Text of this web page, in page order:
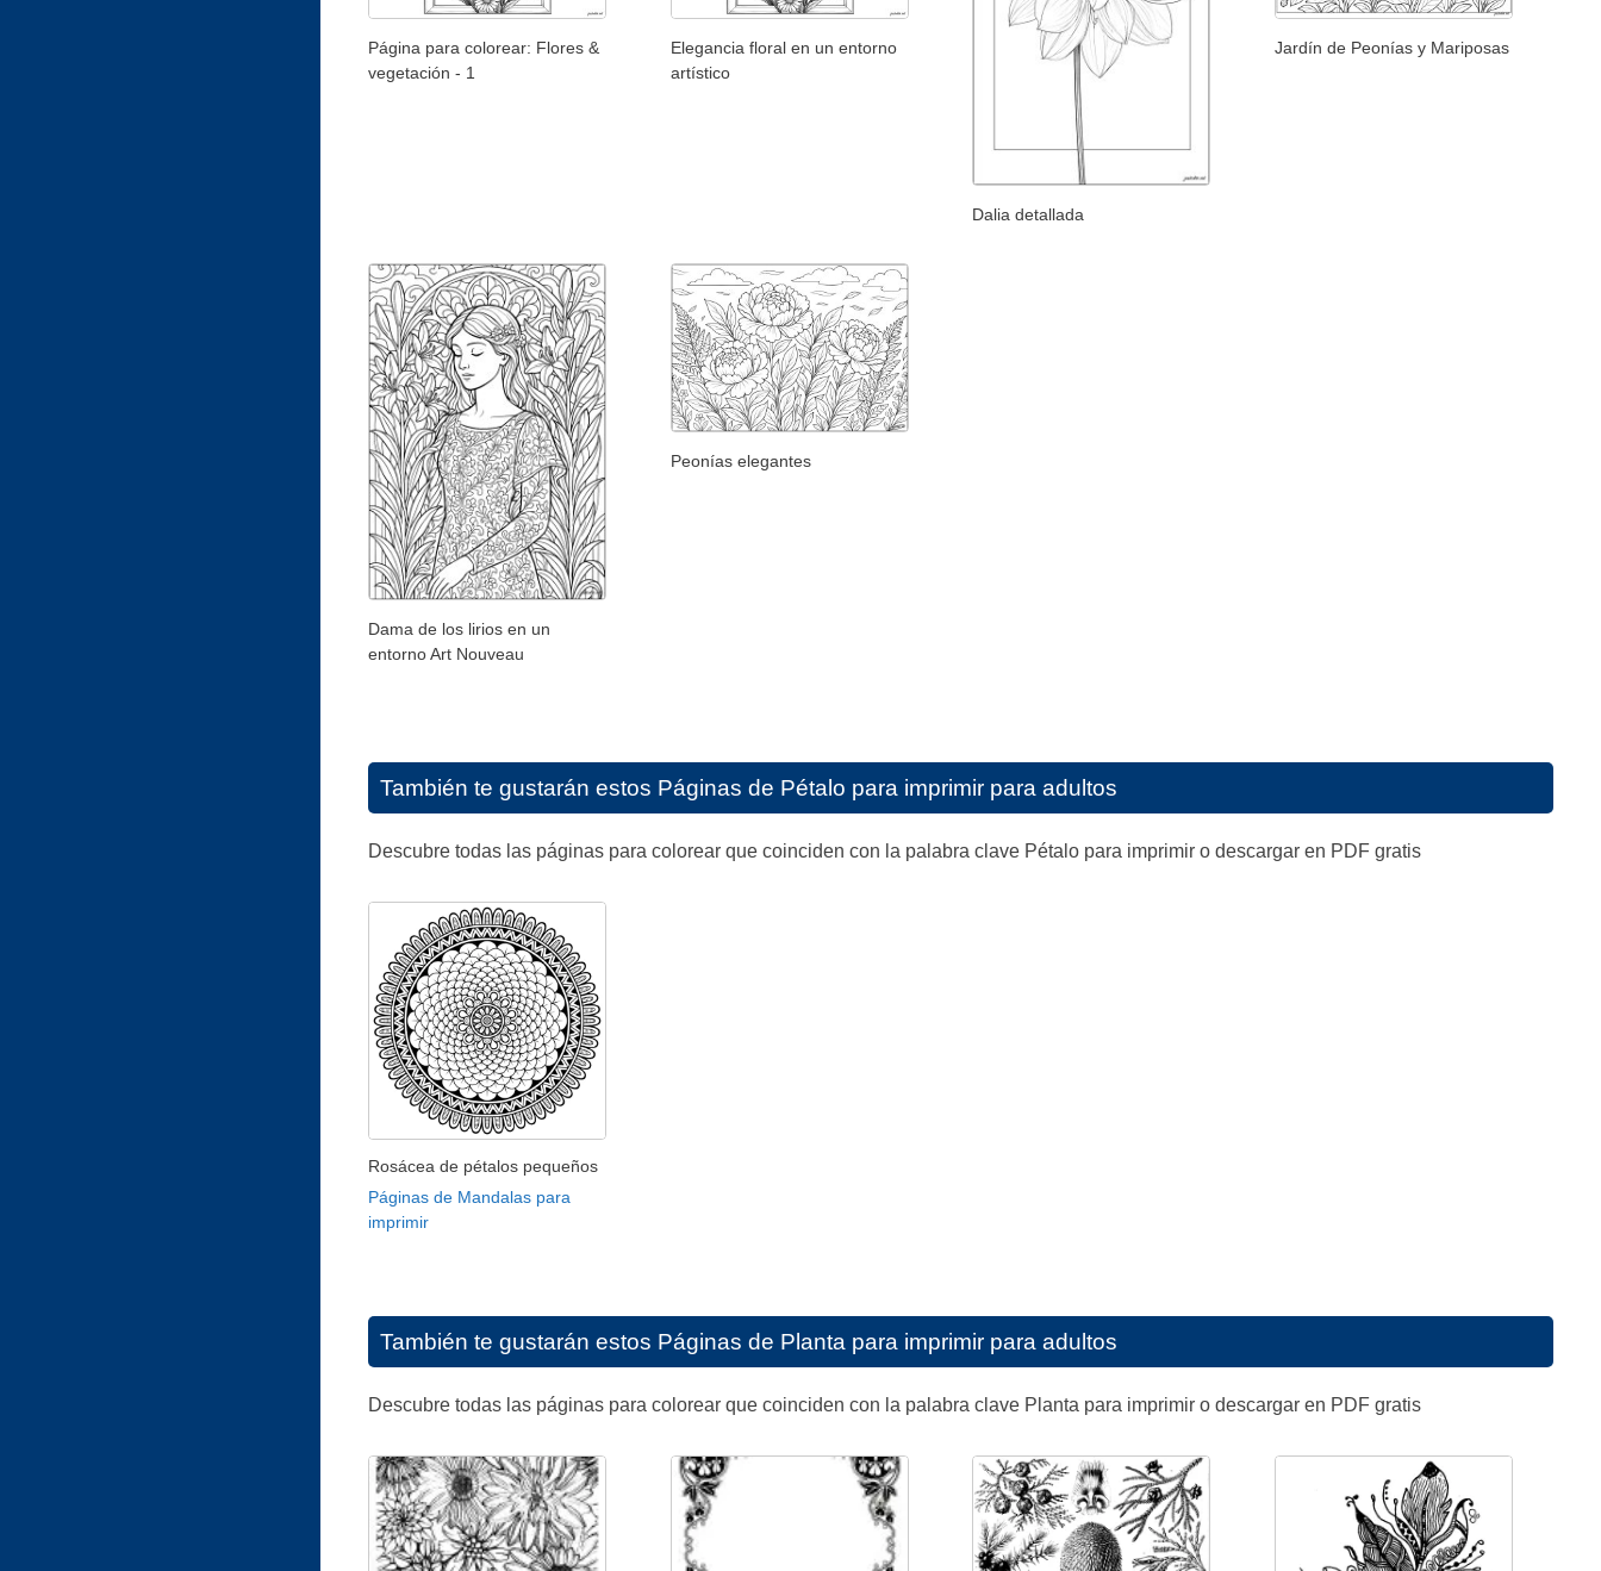
Página para colorear: Flores &
vegetación - 1
Elegancia floral en un entorno
artístico
Dalia detallada
Jardín de Peonías y Mariposas
Dama de los lirios en un
entorno Art Nouveau
Peonías elegantes
También te gustarán estos Páginas de Pétalo para imprimir para adultos
Descubre todas las páginas para colorear que coinciden con la palabra clave Pétalo para imprimir o descargar en PDF gratis
Rosácea de pétalos pequeños
Páginas de Mandalas para
imprimir
También te gustarán estos Páginas de Planta para imprimir para adultos
Descubre todas las páginas para colorear que coinciden con la palabra clave Planta para imprimir o descargar en PDF gratis